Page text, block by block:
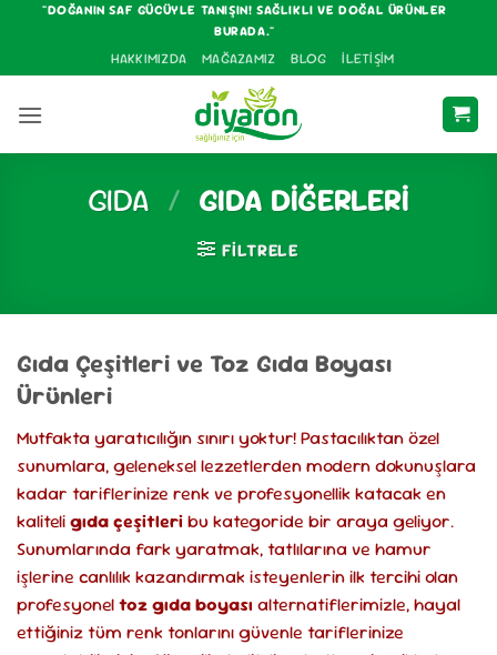
İçeriğe"DOĞANIN SAF GÜCÜYLE TANIŞIN! SAĞLIKLI VE DOĞAL ÜRÜNLER
BURADA."
HAKKIMIZDA MAĞAZAMIZ BLOG İLETIŞIM
GIDA / GIDA DIĞERLERI
FILTRELE
Gıda Çeşitleri ve Toz Gıda Boyası
Ürünleri
Mutfakta yaratıcılığın sınırı yoktur! Pastacılıktan özel
sunumlara, geleneksel lezzetlerden modern dokunuşlara
kadar tariflerinize renk ve profesyonellik katacak en
kaliteligıda çeşitleribu kategoride bir araya geliyor.
Sunumlarında fark yaratmak, tatlılarına ve hamur
işlerine canlılık kazandırmak isteyenlerin ilk tercihi olan
profesyoneltoz gıda boyası alternatiflerimizle, hayal
ettiğiniz tüm renk tonlarını güvenle tariflerinize